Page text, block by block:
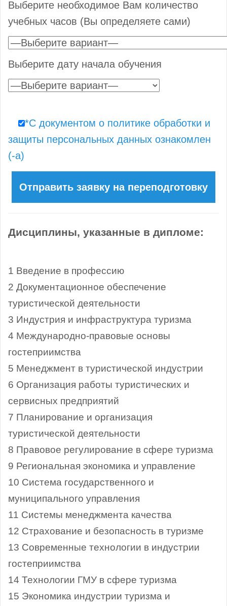
Выберите необходимое Вам количество
учебных часов (Вы определяете сами)
Выберите дату начала обучения
*С документом о политике обработки и
защиты персональных данных ознакомлен
(-а)
Дисциплины, указанные в дипломе:
1 Введение в профессию
2 Документационное обеспечение
туристической деятельности
3 Индустрия и инфраструктура туризма
4 Международно-правовые основы
гостеприимства
5 Менеджмент в туристической индустрии
6 Организация работы туристических и
сервисных предприятий
7 Планирование и организация
туристической деятельности
8 Правовое регулирование в сфере туризма
9 Региональная экономика и управление
10 Система государственного и
муниципального управления
11 Системы менеджмента качества
12 Страхование и безопасность в туризме
13 Современные технологии в индустрии
гостеприимства
14 Технологии ГМУ в сфере туризма
15 Экономика индустрии туризма и